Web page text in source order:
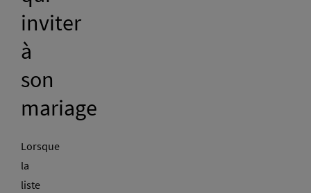
inviter
à
son
mariage
Lorsque
la
liste